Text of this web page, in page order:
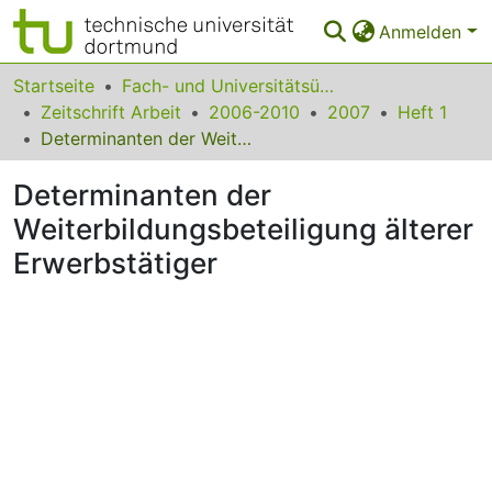
Anmelden
Bereiche & Sammlungen
Das gesamte Repositorium
FAQ
Leitlinien
Startseite
Fach- und Universitätsübergreifendes
Zeitschrift Arbeit
2006-2010 2007
Heft 1
Determinanten der Weiterbildungsbeteiligung älterer Erwerbstätiger
Determinanten der
Weiterbildungsbeteiligung älterer
Erwerbstätiger